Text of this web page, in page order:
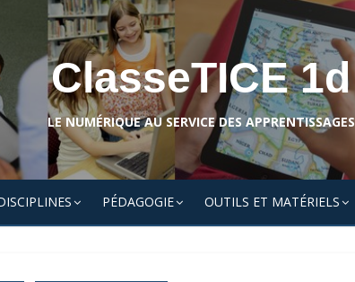
ClasseTICE 1d
LE NUMÉRIQUE AU SERVICE DES APPRENTISSAGES
PÉDAGOGIE OUTILS ET MATÉRIELS